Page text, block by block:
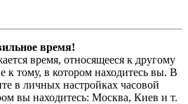
время!
время, относящееся к другому
к тому, в котором находитесь вы. В
в личных настройках часовой
вы находитесь: Москва, Киев и т.